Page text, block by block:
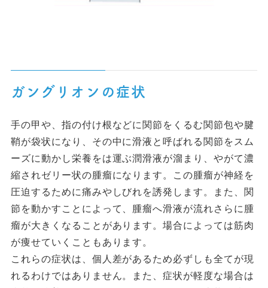
ガングリオンの症状
手の甲や、指の付け根などに関節をくるむ関節包や腱
鞘が袋状になり、その中に滑液と呼ばれる関節をスム
ーズに動かし栄養をは運ぶ潤滑液が溜まり、やがて濃
縮されゼリー状の腫瘤になります。この腫瘤が神経を
圧迫するために痛みやしびれを誘発します。また、関
節を動かすことによって、腫瘤へ滑液が流れさらに腫
瘤が大きくなることがあります。場合によっては筋肉
が痩せていくこともあります。
これらの症状は、個人差があるため必ずしも全てが現
れるわけではありません。また、症状が軽度な場合は